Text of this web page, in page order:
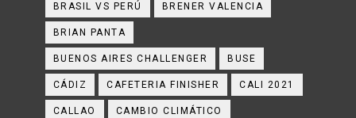
BRASIL VS PERÚ BRENER VALENCIA
BRIAN PANTA
BUENOS AIRES CHALLENGER BUSE
CÁDIZ CAFETERIA FINISHER CALI 2021
CALLAO CAMBIO CLIMÁTICO